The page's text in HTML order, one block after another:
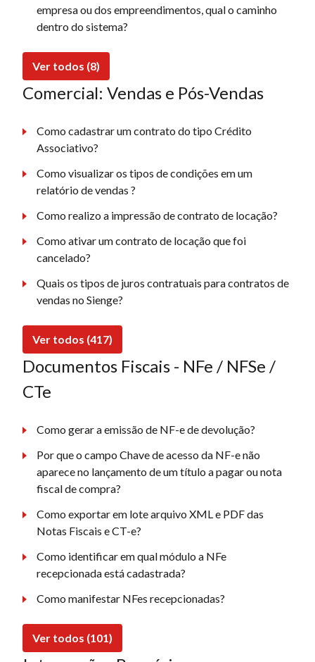
empresa ou dos empreendimentos, qual o caminho
dentro do sistema?
Ver todos (8)
Comercial: Vendas e Pós-Vendas
Como cadastrar um contrato do tipo Crédito
Associativo?
Como visualizar os tipos de condições em um
relatório de vendas ?
Como realizo a impressão de contrato de locação?
Como ativar um contrato de locação que foi
cancelado?
Quais os tipos de juros contratuais para contratos de
vendas no Sienge?
Ver todos (417)
Documentos Fiscais - NFe / NFSe /
CTe
Como gerar a emissão de NF-e de devolução?
Por que o campo Chave de acesso da NF-e não
aparece no lançamento de um título a pagar ou nota
fiscal de compra?
Como exportar em lote arquivo XML e PDF das
Notas Fiscais e CT-e?
Como identificar em qual módulo a NFe
recepcionada está cadastrada?
Como manifestar NFes recepcionadas?
Ver todos (101)